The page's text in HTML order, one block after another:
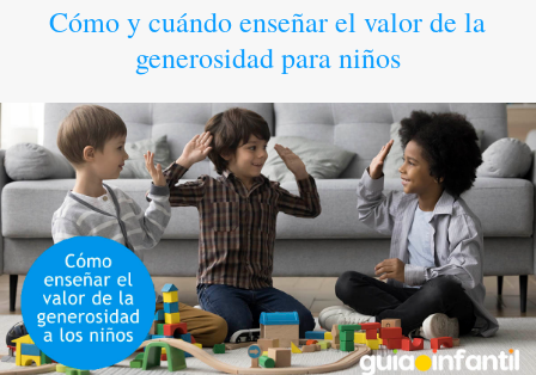
Cómo y cuándo enseñar el valor de la
generosidad para niños